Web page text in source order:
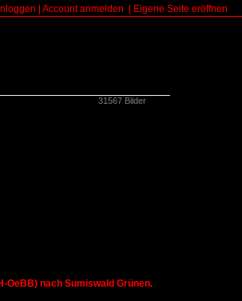
Account anmelden Eigene Seite eröffnen
31567 Bilder
OeBB) nach Sumiswald Grünen.